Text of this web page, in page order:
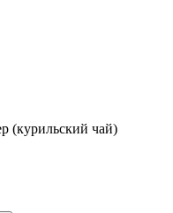
(курильский чай)